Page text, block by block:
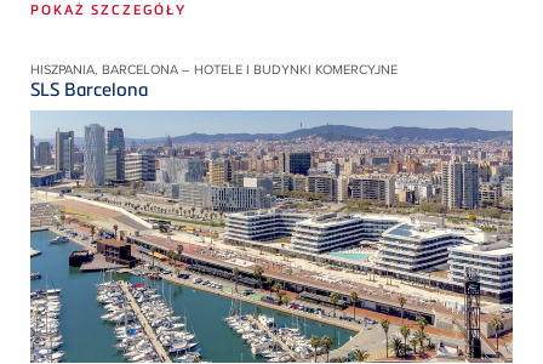
POKAŻ SZCZEGÓŁY
HISZPANIA, BARCELONA – HOTELE I BUDYNKI KOMERCYJNE
SLS Barcelona